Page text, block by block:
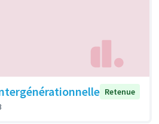
Retenue